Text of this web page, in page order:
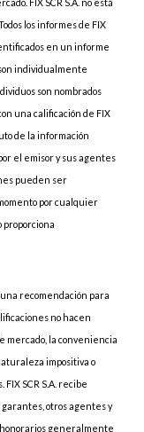
los informes de FIX
en un informe
individualmente
son nombrados
una calificación de FIX
de la información
el emisor y sus agentes
pueden ser
por cualquier
proporciona
recomendación para
no hacen
mercado, la conveniencia
impositiva o
SCR S.A. recibe
otros agentes y
honorarios generalmente